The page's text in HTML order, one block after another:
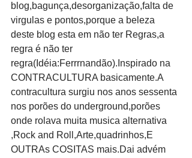
blog,bagunça,desorganização,falta de
virgulas e pontos,porque a beleza
deste blog esta em não ter Regras,a
regra é não ter
regra(Idéia:Ferrrnandão).Inspirado na
CONTRACULTURA basicamente.A
contracultura surgiu nos anos sessenta
nos porões do underground,porões
onde rolava muita musica alternativa
,Rock and Roll,Arte,quadrinhos,E
OUTRAs COSITAS mais.Dai advém